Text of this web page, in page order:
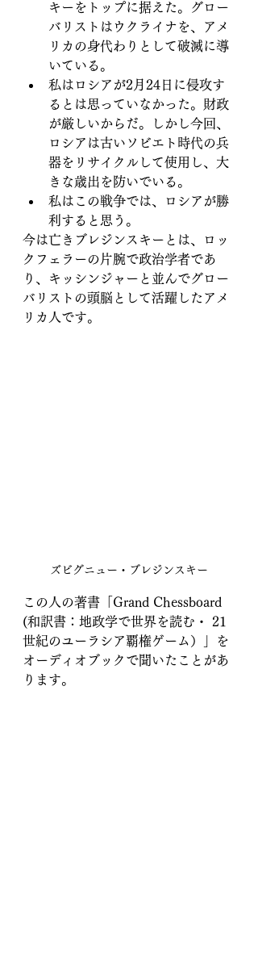
キーをトップに据えた。グロー
バリストはウクライナを、アメ
リカの身代わりとして破滅に導
いている。
私はロシアが2月24日に侵攻す
るとは思っていなかった。財政
が厳しいからだ。しかし今回、
ロシアは古いソビエト時代の兵
器をリサイクルして使用し、大
きな歳出を防いでいる。
私はこの戦争では、ロシアが勝
利すると思う。
今は亡きブレジンスキーとは、ロッ
クフェラーの片腕で政治学者であ
り、キッシンジャーと並んでグロー
バリストの頭脳として活躍したアメ
リカ人です。
ズビグニュー・ブレジンスキー
この人の著書「Grand Chessboard
(和訳書：地政学で世界を読む・ 21
世紀のユーラシア覇権ゲーム）」を
オーディオブックで聞いたことがあ
ります。